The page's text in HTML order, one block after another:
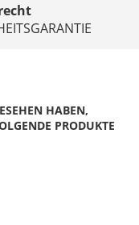
HABEN,
PRODUKTE